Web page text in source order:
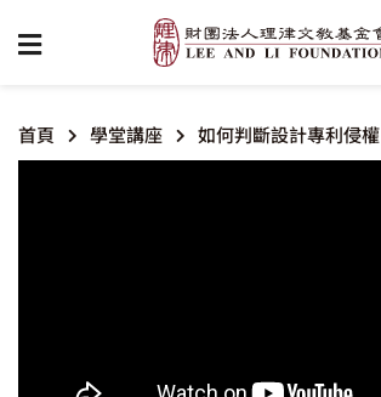
首頁 學堂講座 如何判斷設計專利侵權